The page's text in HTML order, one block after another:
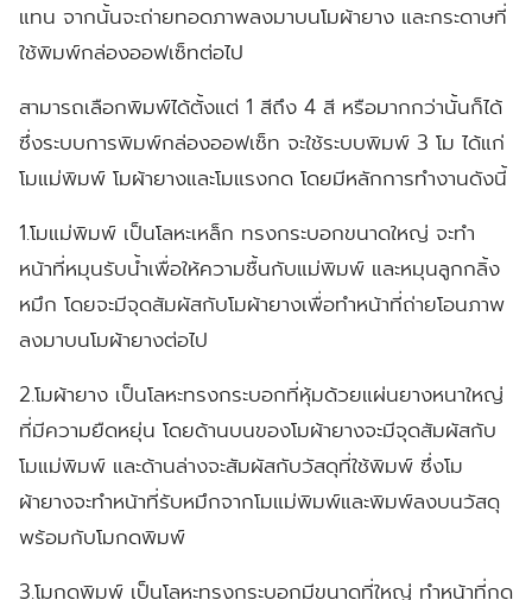
แทน จากนั้นจะถ่ายทอดภาพลงมาบนโมผ้ายาง และกระดาษที่
ใช้พิมพ์กล่องออฟเซ็ทต่อไป
สามารถเลือกพิมพ์ได้ตั้งแต่ 1 สีถึง 4 สี หรือมากกว่านั้นก็ได้
ซึ่งระบบการพิมพ์กล่องออฟเซ็ท จะใช้ระบบพิมพ์ 3 โม ได้แก่
โมแม่พิมพ์ โมผ้ายางและโมแรงกด โดยมีหลักการทำงานดังนี้
1.โมแม่พิมพ์ เป็นโลหะเหล็ก ทรงกระบอกขนาดใหญ่ จะทำ
หน้าที่หมุนรับน้ำเพื่อให้ความชื้นกับแม่พิมพ์ และหมุนลูกกลิ้ง
หมึก โดยจะมีจุดสัมผัสกับโมผ้ายางเพื่อทำหน้าที่ถ่ายโอนภาพ
ลงมาบนโมผ้ายางต่อไป
2.โมผ้ายาง เป็นโลหะทรงกระบอกที่หุ้มด้วยแผ่นยางหนาใหญ่
ที่มีความยืดหยุ่น โดยด้านบนของโมผ้ายางจะมีจุดสัมผัสกับ
โมแม่พิมพ์ และด้านล่างจะสัมผัสกับวัสดุที่ใช้พิมพ์ ซึ่งโม
ผ้ายางจะทำหน้าที่รับหมึกจากโมแม่พิมพ์และพิมพ์ลงบนวัสดุ
พร้อมกับโมกดพิมพ์
3.โมกดพิมพ์ เป็นโลหะทรงกระบอกมีขนาดที่ใหญ่ ทำหน้าที่กด